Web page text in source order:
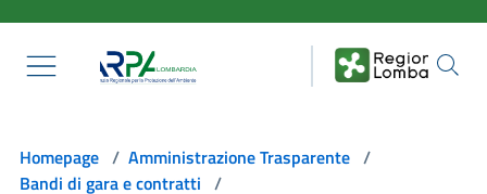
Homepage / Amministrazione Trasparente /
Bandi di gara e contratti /